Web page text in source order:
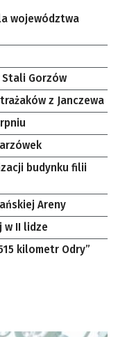
województwa
Gorzów
z Janczewa
budynku filii
Areny
w II lidze
kilometr Odry”